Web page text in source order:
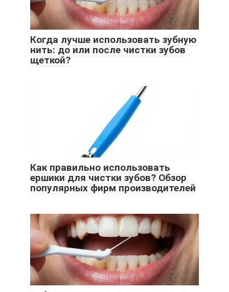
Когда лучше использовать зубную
нить: до или после чистки зубов
щеткой?
Как правильно использовать
ершики для чистки зубов? Обзор
популярных фирм производителей